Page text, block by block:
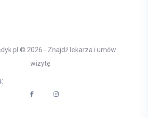
© 2026 - Znajdź lekarza i umów
wizytę